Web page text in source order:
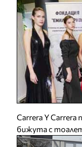
Carrera Y Carrera
бижута с